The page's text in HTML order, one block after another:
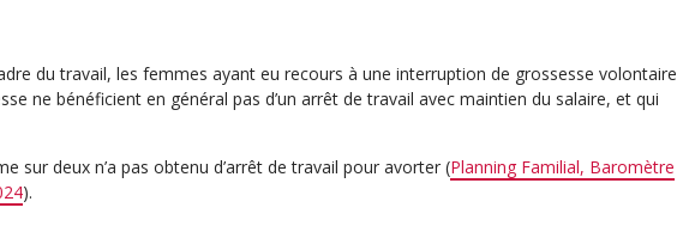
du travail, les femmes ayant eu recours à une interruption de grossesse volontaire
ne bénéficient en général pas d’un arrêt de travail avec maintien du salaire, et qui
sur deux n’a pas obtenu d’arrêt de travail pour avorter (Planning Familial, Baromètre
).